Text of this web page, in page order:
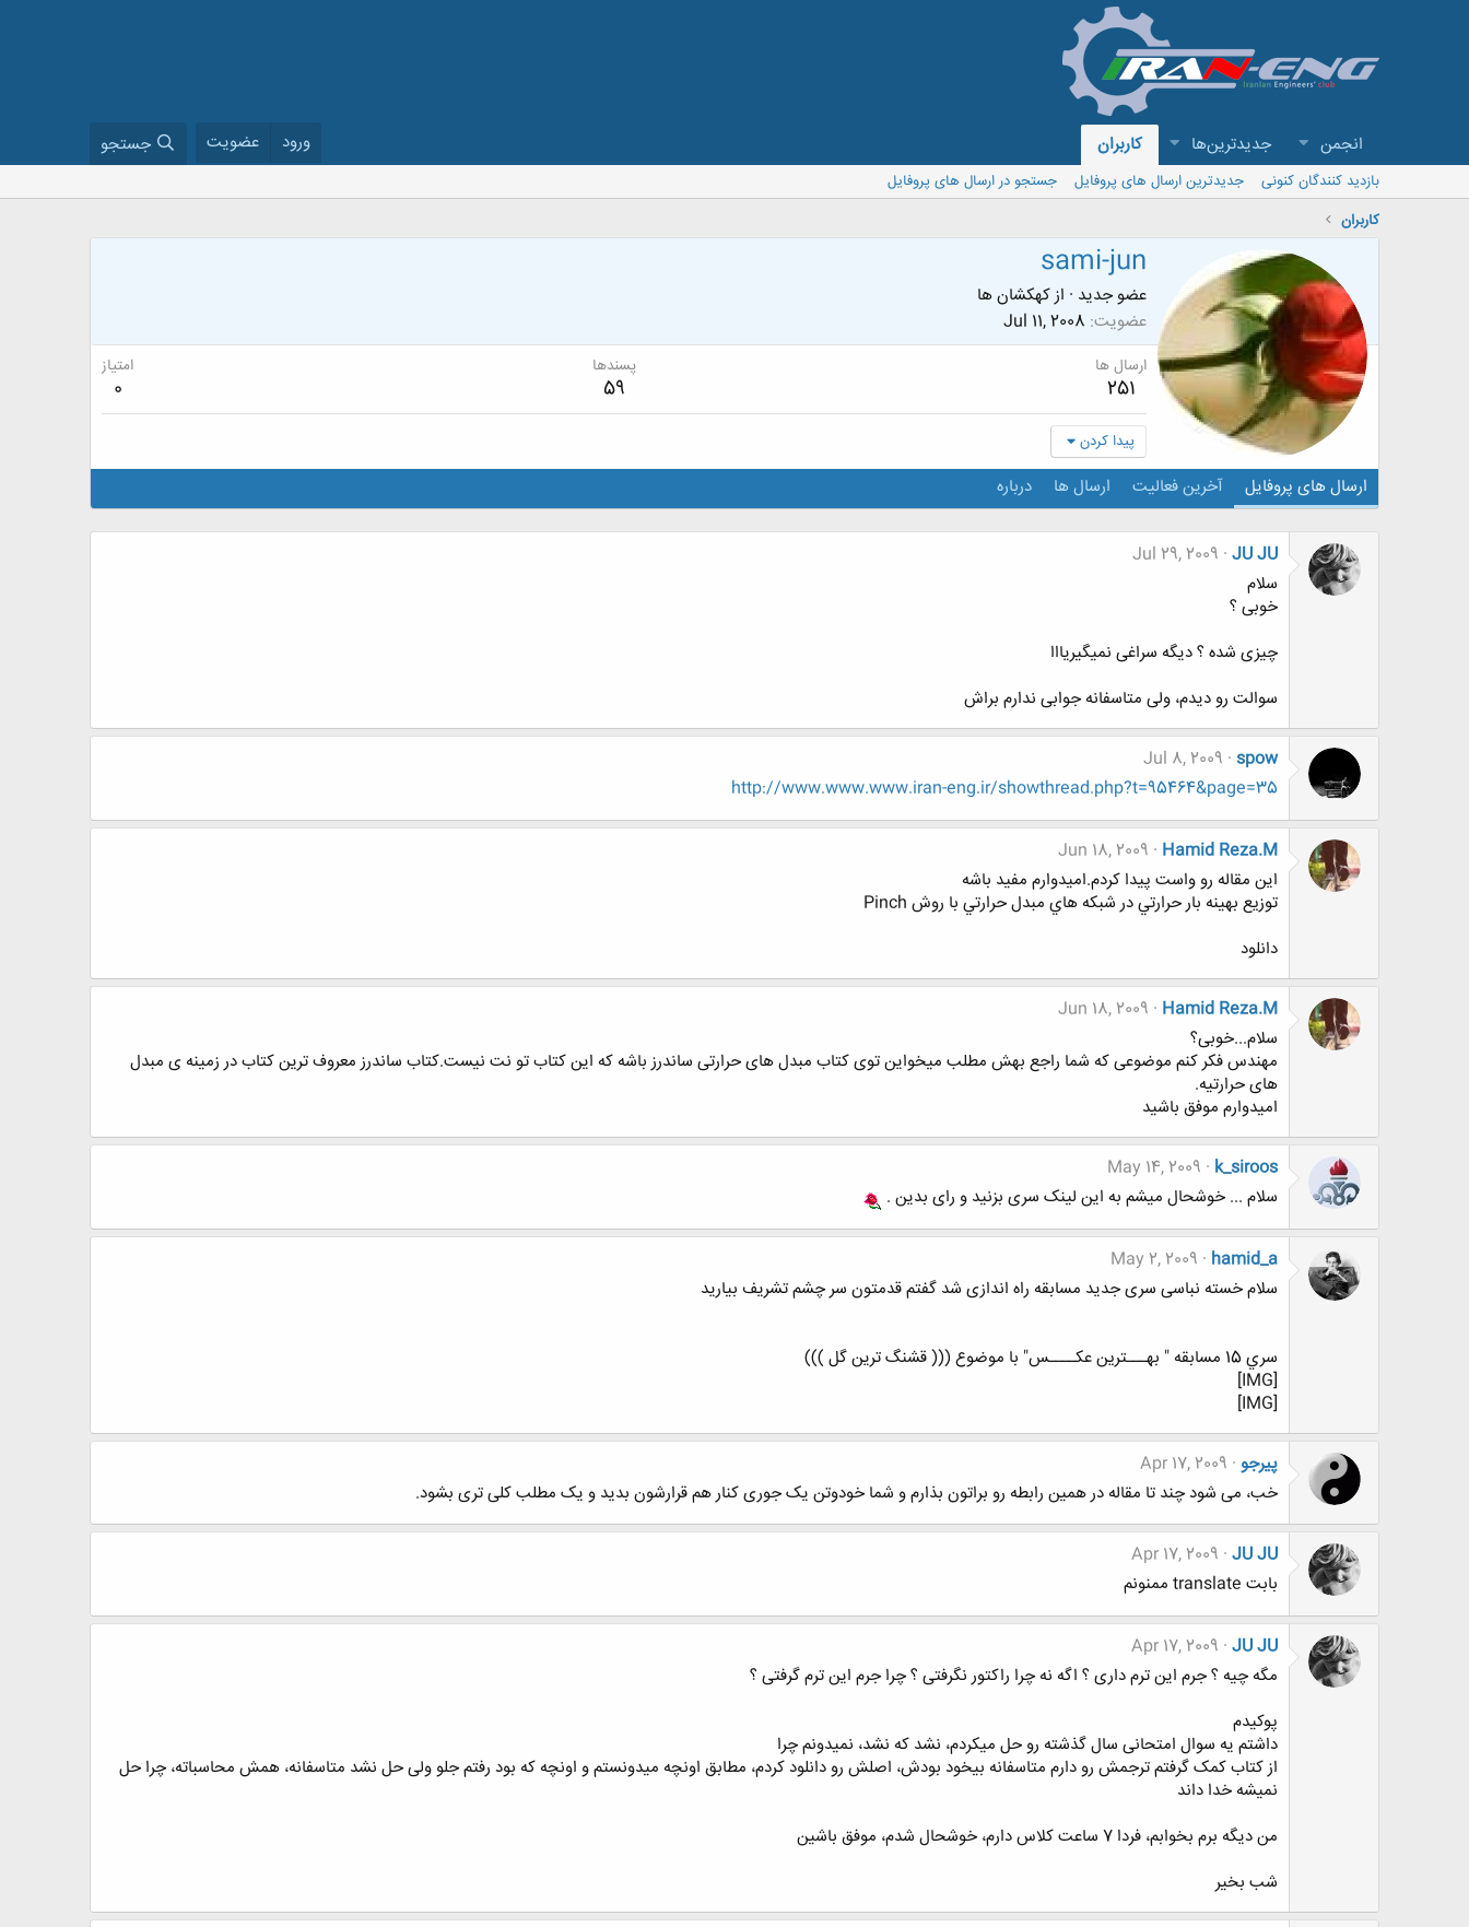
انجمن جدیدترین‌ها کاربران ورود عضویت جستجو
بازدید کنندگان کنونی جدیدترین ارسال های پروفایل
جستجو در ارسال های پروفایل
کاربران
sami-jun
عضو جدید · ازکهکشان ها
عضویت Jul 11, 2008
ارسال ها
251
پسندها
59
امتیاز
0
پیدا کردن
ارسال های پروفایل آخرین فعالیت ارسال ها درباره
JU JU
Jul 29, 2009
سلام
خوبی ؟
چیزی شده ؟ دیگه سراغی نمیگیریااا
سوالت رو دیدم، ولی متاسفانه جوابی ندارم براش
spow
Jul 8, 2009
http://www.www.www.iran-eng.ir/showthread.php?t=95464&page=35
Hamid Reza.M
Jun 18, 2009
این مقاله رو واست پیدا کردم.امیدوارم مفید باشه
توزيع بهينه بار حرارتي در شبكه هاي مبدل حرارتي با روش Pinch
دانلود
Hamid Reza.M
Jun 18, 2009
سلام...خوبی؟
مهندس فکر کنم موضوعی که شما راجع بهش مطلب میخواین توی کتاب مبدل های حرارتی ساندرز باشه که این کتاب تو نت نیست.کتاب ساندرز معروف ترین کتاب در زمینه ی مبدل
های حرارتیه.
امیدوارم موفق باشید
k_siroos
May 14, 2009
سلام ... خوشحال میشم به این لینک سری بزنید و رای بدین .
hamid_a
May 2, 2009
سلام خسته نباسی سری جدید مسابقه راه اندازی شد گفتم قدمتون سر چشم تشریف بیارید
سري 15 مسابقه " بهـــترين عكــــس" با موضوع ((( قشنگ ترین گل )))
[IMG]
[IMG]
پیرجو Apr 17, 2009
خب، می شود چند تا مقاله در همین رابطه رو براتون بذارم و شما خودوتن یک جوری کنار هم قرارشون بدید و یک مطلب کلی تری بشود.
JU JU
Apr 17, 2009
بابت translate ممنونم
JU JU
Apr 17, 2009
مگه چیه ؟ جرم این ترم داری ؟ اگه نه چرا راکتور نگرفتی ؟ چرا جرم این ترم گرفتی ؟
پوکیدم
داشتم یه سوال امتحانی سال گذشته رو حل میکردم، نشد که نشد، نمیدونم چرا
از کتاب کمک گرفتم ترجمش رو دارم متاسفانه بیخود بودش، اصلش رو دانلود کردم، مطابق اونچه میدونستم و اونچه که بود رفتم جلو ولی حل نشد متاسفانه، همش محاسباته، چرا حل
نمیشه خدا داند
من دیگه برم بخوابم، فردا 7 ساعت کلاس دارم، خوشحال شدم، موفق باشین
شب بخیر